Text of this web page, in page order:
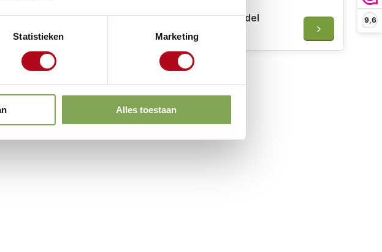
Statistieken Marketing
Alles toestaan
9,6
tuinhandschoenen - Lavendel